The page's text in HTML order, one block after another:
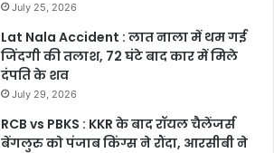
July 25, 2026
Lat Nala Accident : लात नाला में थम गई
जिंदगी की तलाश, 72 घंटे बाद कार में मिले
दंपति के शव
July 29, 2026
RCB vs PBKS : KKR के बाद रॉयल चैलेंजर्स
बेंगलुरु को पंजाब किंग्स ने रौंदा, आरसीबी ने